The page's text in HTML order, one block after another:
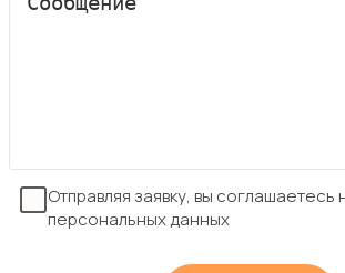
Отправляя заявку, вы соглашаетесь
персональных данных